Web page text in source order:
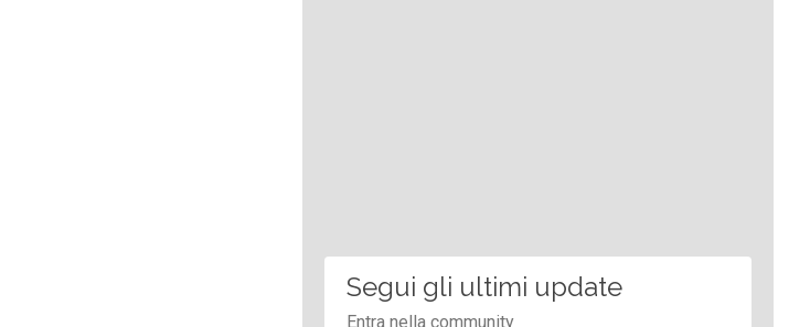
Segui gli ultimi update
Entra nella community